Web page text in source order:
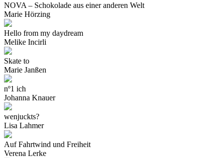
NOVA – Schokolade aus einer ­anderen Welt
Marie Hörzing
Hello from my daydream
Melike Incirli
Skate to
Marie Janßen
nº1 ich
Johanna Knauer
wenjuckts?
Lisa Lahmer
Auf Fahrtwind und Freiheit
Verena Lerke